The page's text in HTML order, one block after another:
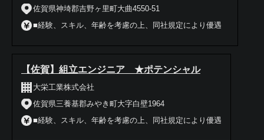
佐賀県神埼郡吉野ヶ里町大曲4550-51
■経験、スキル、年齢を考慮の上、同社規定により優遇
【佐賀】組立エンジニア ★ポテンシャル
大栄工業株式会社
佐賀県三養基郡みやき町大字白壁1964
■経験、スキル、年齢を考慮の上、同社規定により優遇